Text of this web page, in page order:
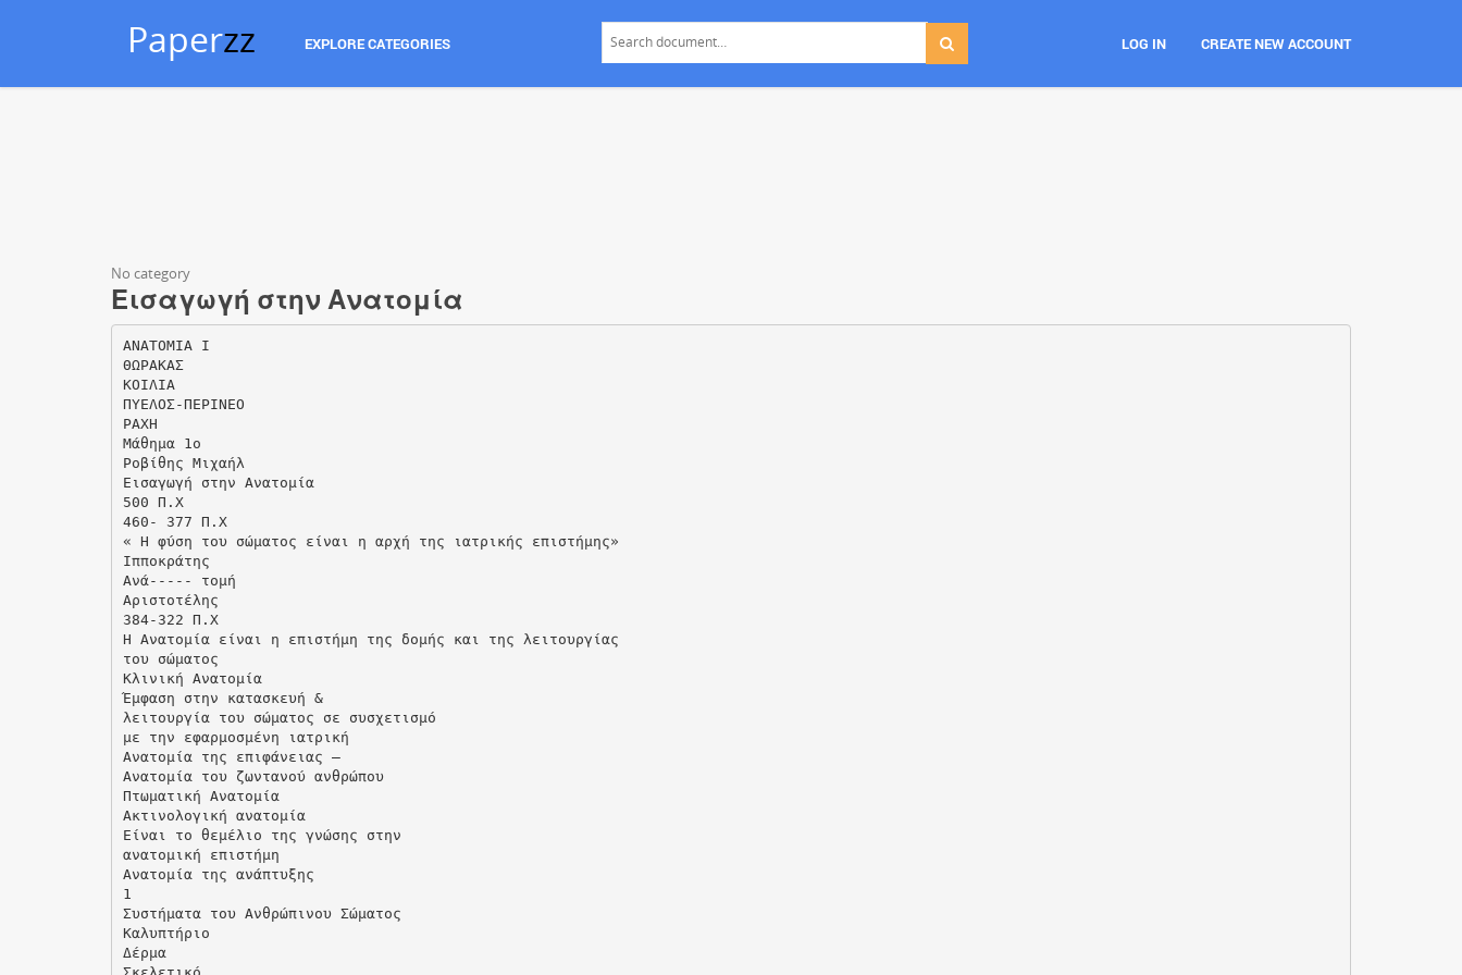
Paperzz EXPLORE CATEGORIES LOG IN CREATE NEW ACCOUNT
No category
Εισαγωγή στην Ανατομία
ΑΝΑΤΟΜΙΑ Ι
ΘΩΡΑΚΑΣ
ΚΟΙΛΙΑ
ΠΥΕΛΟΣ-ΠΕΡΙΝΕΟ
ΡΑΧΗ
Μάθημα 1ο
Ροβίθης Μιχαήλ
Εισαγωγή στην Ανατομία
500 Π.Χ
460- 377 Π.Χ
« Η φύση του σώματος είναι η αρχή της ιατρικής επιστήμης»
Ιπποκράτης
Ανά----- τομή
Αριστοτέλης
384-322 Π.Χ
Η Ανατομία είναι η επιστήμη της δομής και της λειτουργίας
του σώματος
Κλινική Ανατομία
Έμφαση στην κατασκευή &
λειτουργία του σώματος σε συσχετισμό
με την εφαρμοσμένη ιατρική
Ανατομία της επιφάνειας –
Ανατομία του ζωντανού ανθρώπου
Πτωματική Ανατομία
Ακτινολογική ανατομία
Είναι το θεμέλιο της γνώσης στην
ανατομική επιστήμη
Ανατομία της ανάπτυξης
1
Συστήματα του Ανθρώπινου Σώματος
Καλυπτήριο
Δέρμα
Σκελετικό